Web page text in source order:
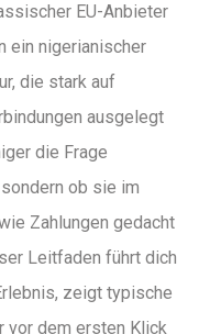
EU-Anbieter
ein nigerianischer
die stark auf
ausgelegt
die Frage
ob sie im
Zahlungen gedacht
Leitfaden führt dich
zeigt typische
vor dem ersten Klick